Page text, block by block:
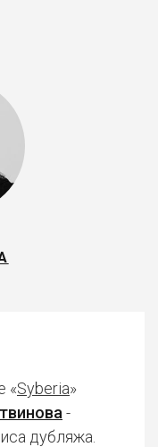
«Syberia»
-
дубляжа.